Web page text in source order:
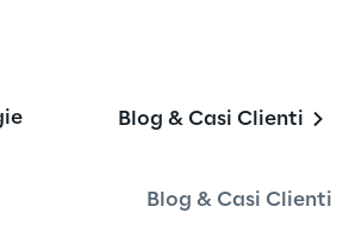
Blog & Casi Clienti
Blog & Casi Clienti